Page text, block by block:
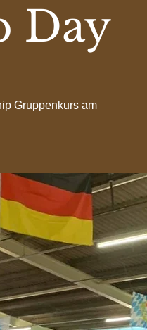
Day
Gruppenkurs am